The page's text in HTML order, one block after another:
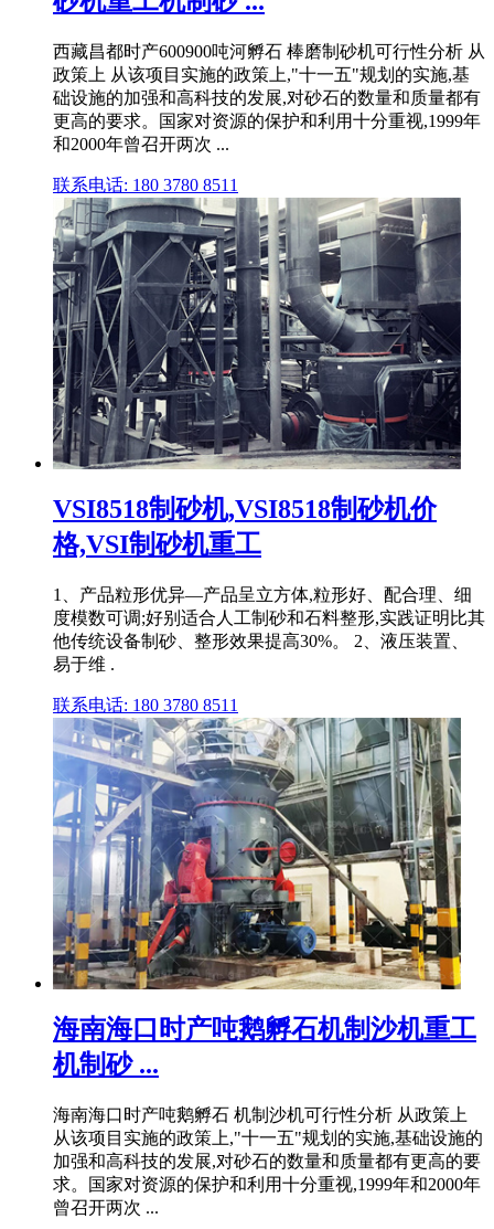
西藏昌都时产600900吨河孵石 棒磨制砂机可行性分析 从
政策上 从该项目实施的政策上,"十一五"规划的实施,基
础设施的加强和高科技的发展,对砂石的数量和质量都有
更高的要求。国家对资源的保护和利用十分重视,1999年
和2000年曾召开两次 ...
联系电话: 180 3780 8511
VSI8518制砂机,VSI8518制砂机价
格,VSI制砂机重工
1、产品粒形优异—产品呈立方体,粒形好、配合理、细
度模数可调;好别适合人工制砂和石料整形,实践证明比其
他传统设备制砂、整形效果提高30%。 2、液压装置、
易于维 .
联系电话: 180 3780 8511
海南海口时产吨鹅孵石机制沙机重工
机制砂 ...
海南海口时产吨鹅孵石 机制沙机可行性分析 从政策上
从该项目实施的政策上,"十一五"规划的实施,基础设施的
加强和高科技的发展,对砂石的数量和质量都有更高的要
求。国家对资源的保护和利用十分重视,1999年和2000年
曾召开两次 ...